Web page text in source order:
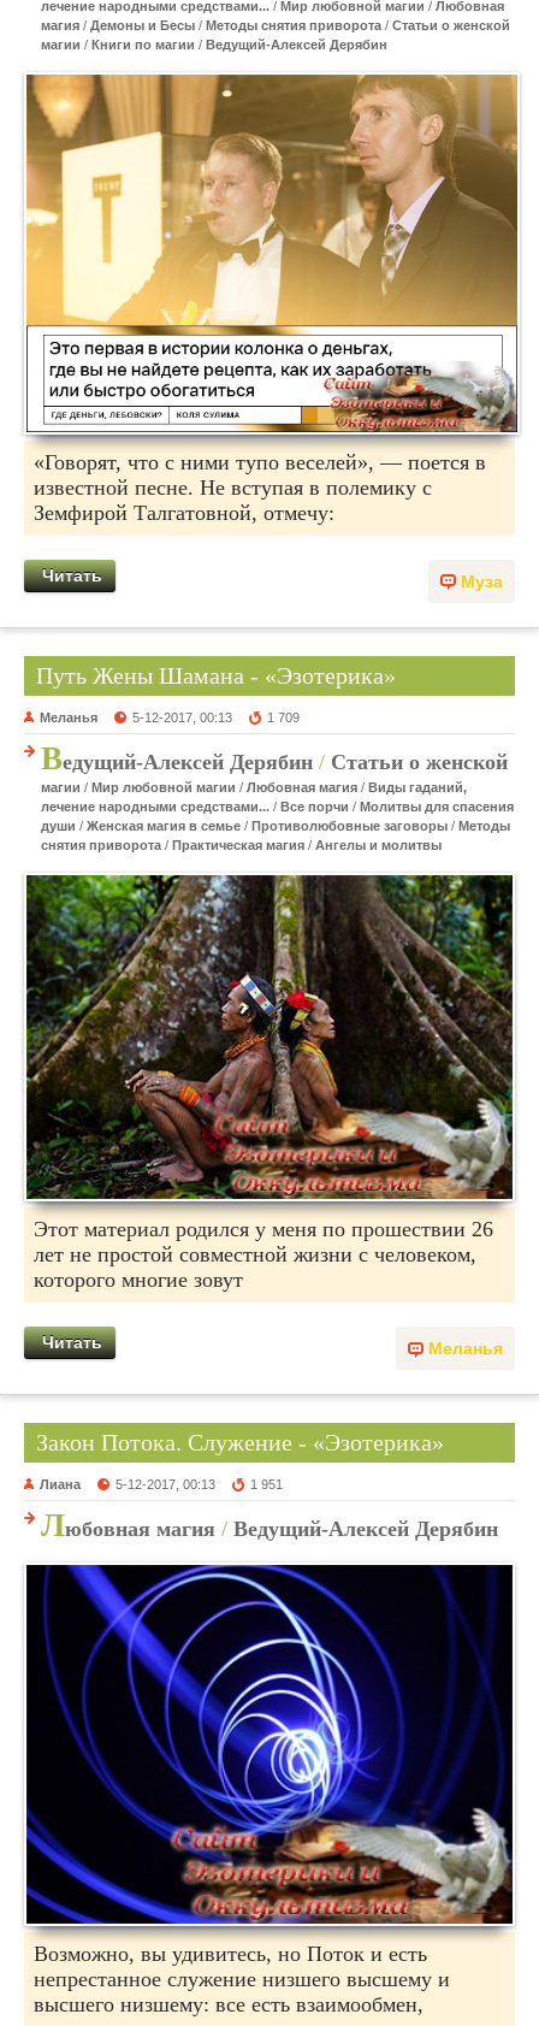
лечение народными средствами... / Мир любовной магии / Любовная
магия / Демоны и Бесы / Методы снятия приворота / Статьи о женской
магии / Книги по магии / Ведущий-Алексей Дерябин
«Говорят, что с ними тупо веселей», — поется в
известной песне. Не вступая в полемику с
Земфирой Талгатовной, отмечу:
Муза
Читать
Путь Жены Шамана - «Эзотерика»
Меланья 5-12-2017, 00:13 1 709
Ведущий-Алексей Дерябин / Статьи о женской
магии / Мир любовной магии / Любовная магия / Виды гаданий,
лечение народными средствами... / Все порчи / Молитвы для спасения
души / Женская магия в семье / Противолюбовные заговоры / Методы
снятия приворота / Практическая магия / Ангелы и молитвы
Этот материал родился у меня по прошествии 26
лет не простой совместной жизни с человеком,
которого многие зовут
Меланья
Читать
Закон Потока. Служение - «Эзотерика»
Лиана 5-12-2017, 00:13 1 951
Любовная магия / Ведущий-Алексей Дерябин
Возможно, вы удивитесь, но Поток и есть
непрестанное служение низшего высшему и
высшего низшему: все есть взаимообмен,